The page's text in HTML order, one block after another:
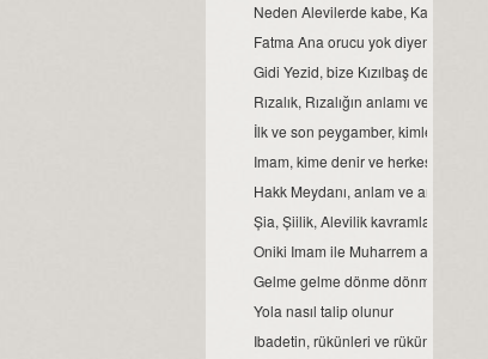
Neden Alevilerde kabe, Kamil-i
Fatma Ana orucu yok diyenlere,
Gidi Yezid, bize Kızılbaş demiş...
Rızalık, Rızalığın anlamı ve türleri…
İlk ve son peygamber, kimlerdir?
Imam, kime denir ve herkes, imam
Hakk Meydanı, anlam ve amacı.
Șia, Șiilik, Alevilik kavramları ve
Oniki Imam ile Muharrem ayı, matem
Gelme gelme dönme dönme,
Yola nasıl talip olunur
Ibadetin, rükünleri ve rükün